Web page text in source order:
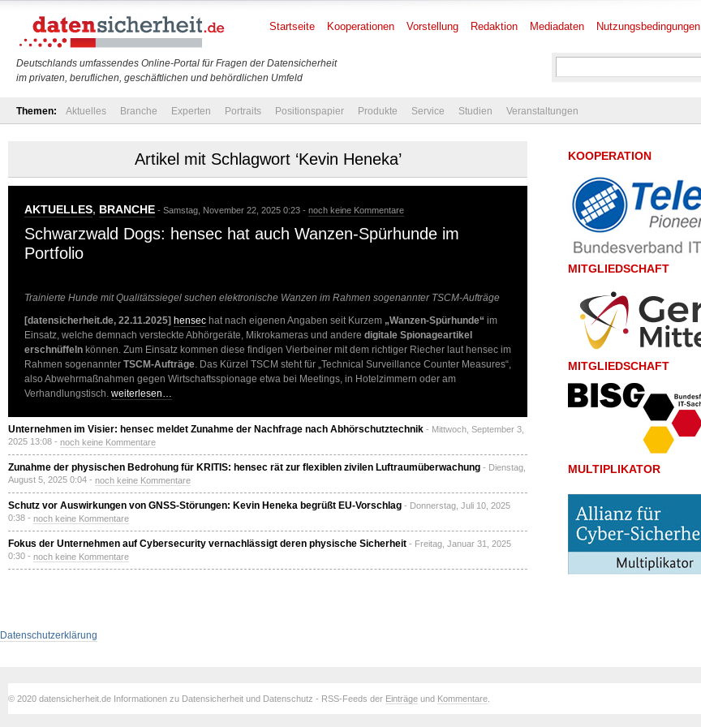
Deutschlands umfassendes Online-Portal für Fragen der Datensicherheit
im privaten, beruflichen, geschäftlichen und behördlichen Umfeld
Startseite Kooperationen Vorstellung Redaktion Mediadaten Nutzungsbedingungen
Themen: Aktuelles Branche Experten Portraits Positionspapier Produkte Service Studien Veranstaltungen
Artikel mit Schlagwort ‘Kevin Heneka’
AKTUELLES, BRANCHE - Samstag, November 22, 2025 0:23 - noch keine Kommentare
Schwarzwald Dogs: hensec hat auch Wanzen-Spürhunde im
Portfolio
Trainierte Hunde mit Qualitätssiegel suchen elektronische Wanzen im Rahmen sogenannter TSCM-Aufträge
[datensicherheit.de, 22.11.2025] hensec hat nach eigenen Angaben seit Kurzem „Wanzen-Spürhunde“ im
Einsatz, welche demnach versteckte Abhörgeräte, Mikrokameras und andere digitale Spionageartikel
erschnüffeln können. Zum Einsatz kommen diese findigen Vierbeiner mit dem richtiger Riecher laut hensec im
Rahmen sogenannter TSCM-Aufträge. Das Kürzel TSCM steht für „Technical Surveillance Counter Measures“,
also Abwehrmaßnahmen gegen Wirtschaftsspionage etwa bei Meetings, in Hotel­zimmern oder am
Verhandlungstisch. weiterlesen…
Unternehmen im Visier: hensec meldet Zunahme der Nachfrage nach Abhörschutztechnik - Mittwoch, September 3,
2025 13:08 - noch keine Kommentare
Zunahme der physischen Bedrohung für KRITIS: hensec rät zur flexiblen zivilen Luftraumüberwachung - Dienstag,
August 5, 2025 0:04 - noch keine Kommentare
Schutz vor Auswirkungen von GNSS-Störungen: Kevin Heneka begrüßt EU-Vorschlag - Donnerstag, Juli 10, 2025
0:38 - noch keine Kommentare
Fokus der Unternehmen auf Cybersecurity vernachlässigt deren physische Sicherheit - Freitag, Januar 31, 2025
0:30 - noch keine Kommentare
KOOPERATION
MITGLIEDSCHAFT
MITGLIEDSCHAFT
MULTIPLIKATOR
Datenschutzerklärung
© 2020 datensicherheit.de Informationen zu Datensicherheit und Datenschutz - RSS-Feeds der Einträge und Kommentare